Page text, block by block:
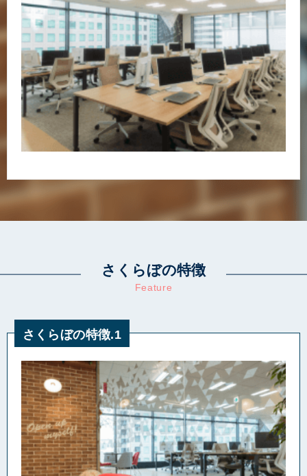
さくらぼの特徴
Feature
さくらぼの特徴.1